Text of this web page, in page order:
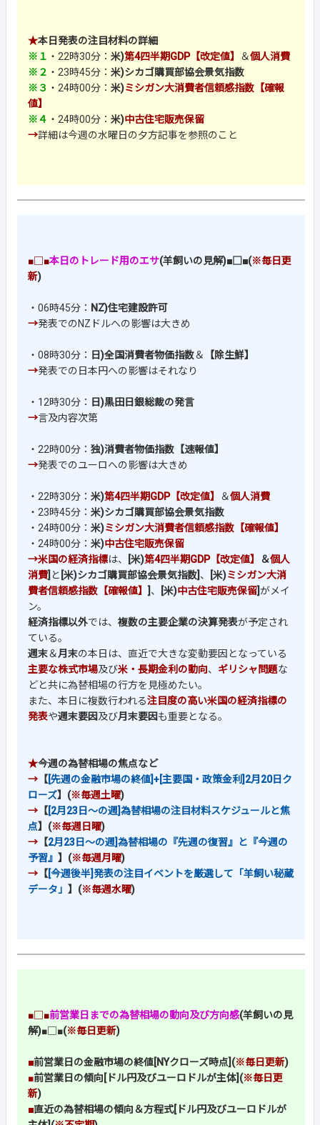
★本日発表の注目材料の詳細
※１ ・22時30分： 米)第4四半期GDP【改定値】 ＆個人消費
※２ ・23時45分： 米)シカゴ購買部協会景気指数
※３ ・24時00分： 米)ミシガン大消費者信頼感指数【確報
値】
※４ ・24時00分： 米)中古住宅販売保留
→詳細は今週の水曜日の夕方記事を参照のこと
■□■本日のトレード用のエサ(羊飼いの見解)■□■(※毎日更
新)
・06時45分： NZ)住宅建設許可
→発表でのNZドルへの影響は大きめ
・08時30分： 日)全国消費者物価指数＆
【除生鮮】
→発表での日本円への影響はそれなり
・12時30分：
日)黒田日銀総裁の発言
→言及内容次第
・22時00分： 独)消費者物価指数【速報値】
→発表でのユーロへの影響は大きめ
・22時30分： 米)第4四半期GDP【改定値】 ＆個人消費
・23時45分： 米)シカゴ購買部協会景気指数
・24時00分： 米)ミシガン大消費者信頼感指数【確報値】
・24時00分： 米)中古住宅販売保留
→米国の経済指標は、 [米)第4四半期GDP【改定値】 ＆個人
消費] と [米)シカゴ購買部協会景気指数] 、 [米)ミシガン大消
費者信頼感指数【確報値】 ] 、 [米)中古住宅販売保留]がメイ
ン。
経済指標以外では、 複数の主要企業の決算発表が予定され
ている。
週末＆月末の本日は、直近で大きな変動要因となっている
主要な株式市場及び米・長期金利の動向、 ギリシャ問題な
どと共に為替相場の行方を見極めたい。
また、本日に複数行われる注目度の高い米国の経済指標の
発表や週末要因及び月末要因も重要となる。
★今週の為替相場の焦点など
→ 【[先週の金融市場の終値]+[主要国・政策金利]2月20日ク
ローズ】(※毎週土曜)
→ 【[2月23日～の週]為替相場の注目材料スケジュールと焦
点】(※毎週日曜)
→ 【2月23日～の週]為替相場の『先週の復習』と『今週の
予習』 】(※毎週月曜)
→ 【[今週後半]発表の注目イベントを厳選して「羊飼い秘蔵
データ」 】(※毎週水曜)
■□■前営業日までの為替相場の動向及び方向感(羊飼いの見
解)■□■(※毎日更新)
■前営業日の金融市場の終値[NYクローズ時点](※毎日更新)
■前営業日の傾向[ドル円及びユーロドルが主体](※毎日更
新)
■直近の為替相場の傾向＆方程式[ドル円及びユーロドルが